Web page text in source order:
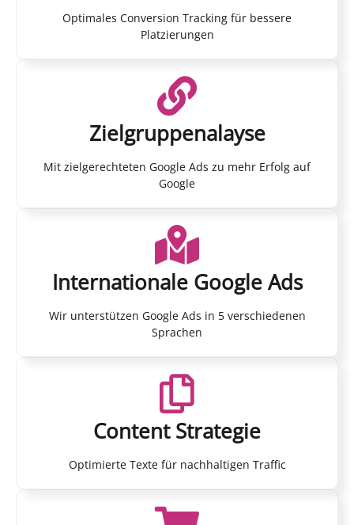
Optimales Conversion Tracking für bessere
Platzierungen
Zielgruppenalayse
Mit zielgerechteten Google Ads zu mehr Erfolg auf
Google
Internationale Google Ads
Wir unterstützen Google Ads in 5 verschiedenen
Sprachen
Content Strategie
Optimierte Texte für nachhaltigen Traffic